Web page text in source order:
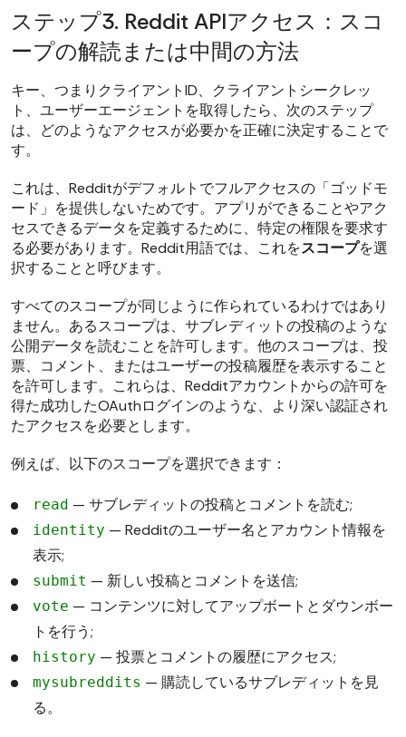
ステップ3. Reddit APIアクセス：スコ
ープの解読または中間の方法
キー、つまりクライアントID、クライアントシークレッ
ト、ユーザーエージェントを取得したら、次のステップ
は、どのようなアクセスが必要かを正確に決定することで
す。
これは、Redditがデフォルトでフルアクセスの「ゴッドモ
ード」を提供しないためです。アプリができることやアク
セスできるデータを定義するために、特定の権限を要求す
る必要があります。Reddit用語では、これをスコープを選
択することと呼びます。
すべてのスコープが同じように作られているわけではあり
ません。あるスコープは、サブレディットの投稿のような
公開データを読むことを許可します。他のスコープは、投
票、コメント、またはユーザーの投稿履歴を表示すること
を許可します。これらは、Redditアカウントからの許可を
得た成功したOAuthログインのような、より深い認証され
たアクセスを必要とします。
例えば、以下のスコープを選択できます：
read — サブレディットの投稿とコメントを読む;
identity — Redditのユーザー名とアカウント情報を
表示;
submit — 新しい投稿とコメントを送信;
vote — コンテンツに対してアップボートとダウンボー
トを行う;
history — 投票とコメントの履歴にアクセス;
mysubreddits — 購読しているサブレディットを見
る。